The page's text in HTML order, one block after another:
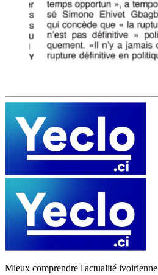
Mieux comprendre l'actualité ivoirienne